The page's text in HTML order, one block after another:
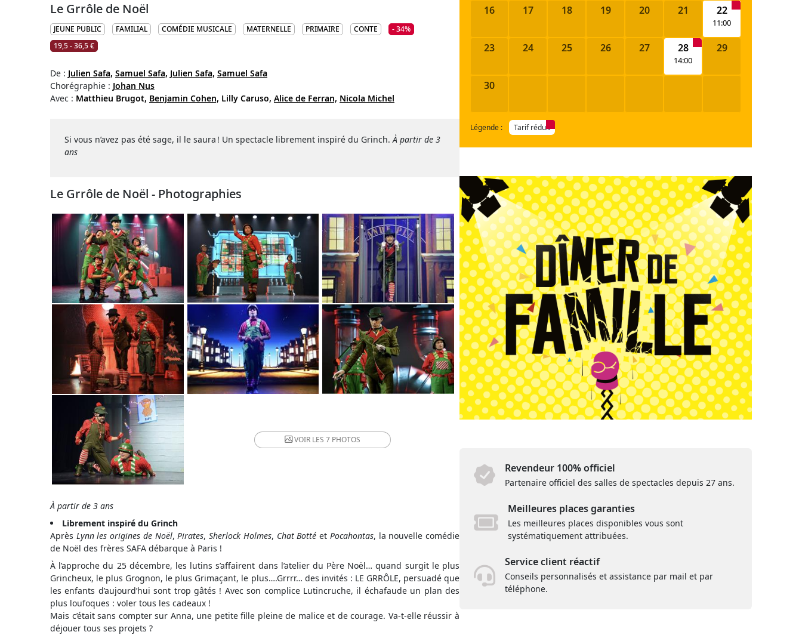
Le Grrôle de Noël
JEUNE PUBLIC FAMILIAL COMÉDIE MUSICALE MATERNELLE PRIMAIRE CONTE
- 34%
19,5 - 36,5 €
De : Julien Safa, Samuel Safa, Julien Safa, Samuel Safa
Chorégraphie : Johan Nus
Avec : Matthieu Brugot, Benjamin Cohen, Lilly Caruso, Alice de Ferran, Nicola Michel
Si vous n’avez pas été sage, il le saura ! Un spectacle librement inspiré du Grinch.À partir de 3
ans
Le Grrôle de Noël - Photographies
VOIR LES 7 PHOTOS
À partir de 3 ans
Librement inspiré du Grinch
Après Lynn les origines de Noël,Pirates,Sherlock Holmes, Chat Bottéet Pocahontas, la nouvelle comédie
de Noël des frères SAFA débarque à Paris !
À l’approche du 25 décembre, les lutins s’affairent dans l’atelier du Père Noël… quand surgit le plus
Grincheux, le plus Grognon, le plus Grimaçant, le plus….Grrrr… des invités : LE GRRÔLE, persuadé que
les enfants d’aujourd’hui sont trop gâtés ! Avec son complice Lutincruche, il échafaude un plan des
plus loufoques : voler tous les cadeaux !
Mais c’était sans compter sur Anna, une petite fille pleine de malice et de courage. Va-t-elle réussir à
déjouer tous ses projets ?
16 17 18 19 20 21 22
11:00
23 24 25 26 27 28
14:00
29
30
Légende : Tarif réduit
Revendeur 100% officiel
Partenaire officiel des salles de spectacles depuis 27 ans.
Meilleures places garanties
Les meilleures places disponibles vous sont
systématiquement attribuées.
Service client réactif
Conseils personnalisés et assistance par mail et par
téléphone.